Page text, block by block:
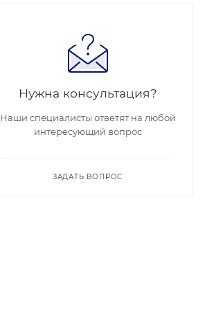
Нужна консультация?
Наши специалисты ответят на любой
интересующий вопрос
ЗАДАТЬ ВОПРОС